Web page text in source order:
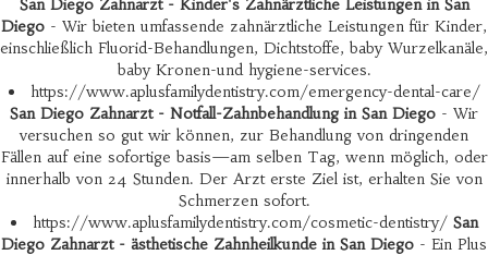
San Diego Zahnarzt - Kinder's Zahnärztliche Leistungen in San
Diego - Wir bieten umfassende zahnärztliche Leistungen für Kinder,
einschließlich Fluorid-Behandlungen, Dichtstoffe, baby Wurzelkanäle,
baby Kronen-und hygiene-services.
https://www.aplusfamilydentistry.com/emergency-dental-care/
San Diego Zahnarzt - Notfall-Zahnbehandlung in San Diego - Wir
versuchen so gut wir können, zur Behandlung von dringenden
Fällen auf eine sofortige basis—am selben Tag, wenn möglich, oder
innerhalb von 24 Stunden. Der Arzt erste Ziel ist, erhalten Sie von
Schmerzen sofort.
https://www.aplusfamilydentistry.com/cosmetic-dentistry/ San
Diego Zahnarzt - ästhetische Zahnheilkunde in San Diego - Ein Plus